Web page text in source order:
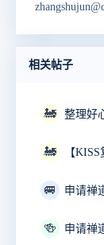
相关帖子
🚂 整理好
🚂 【
🚐 申请禅
🍻 申请禅